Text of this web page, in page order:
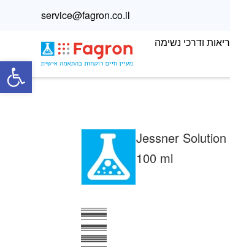
service@fagron.co.il
ריאות ודרכי נשימה
Jessner Solution
100 ml